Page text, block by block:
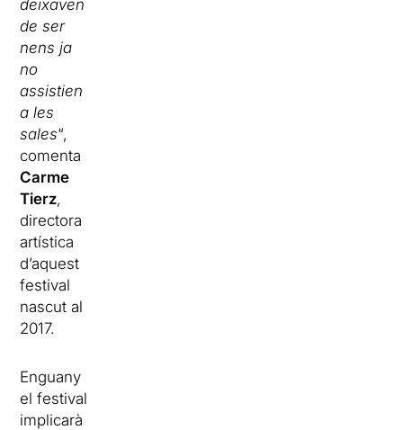
deixaven
de ser
nens ja
no
assistien
a les
sales“,
comenta
Carme
Tierz,
directora
artística
d’aquest
festival
nascut al
2017.
Enguany
el festival
implicarà